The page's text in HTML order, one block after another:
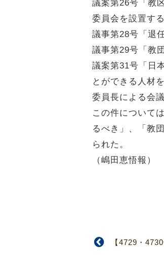
議案第26号「教
委員会を設置す
議事第28号「退
議事第29号「教
議案第31号「日
とができる人材
委員長による会
この件について
るべき」、「教
られた。
（嶋田恵悟報）